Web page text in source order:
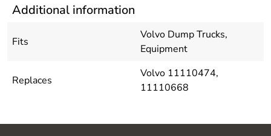
Additional information
Fits
Volvo Dump Trucks,
Equipment
Replaces
Volvo 11110474,
11110668